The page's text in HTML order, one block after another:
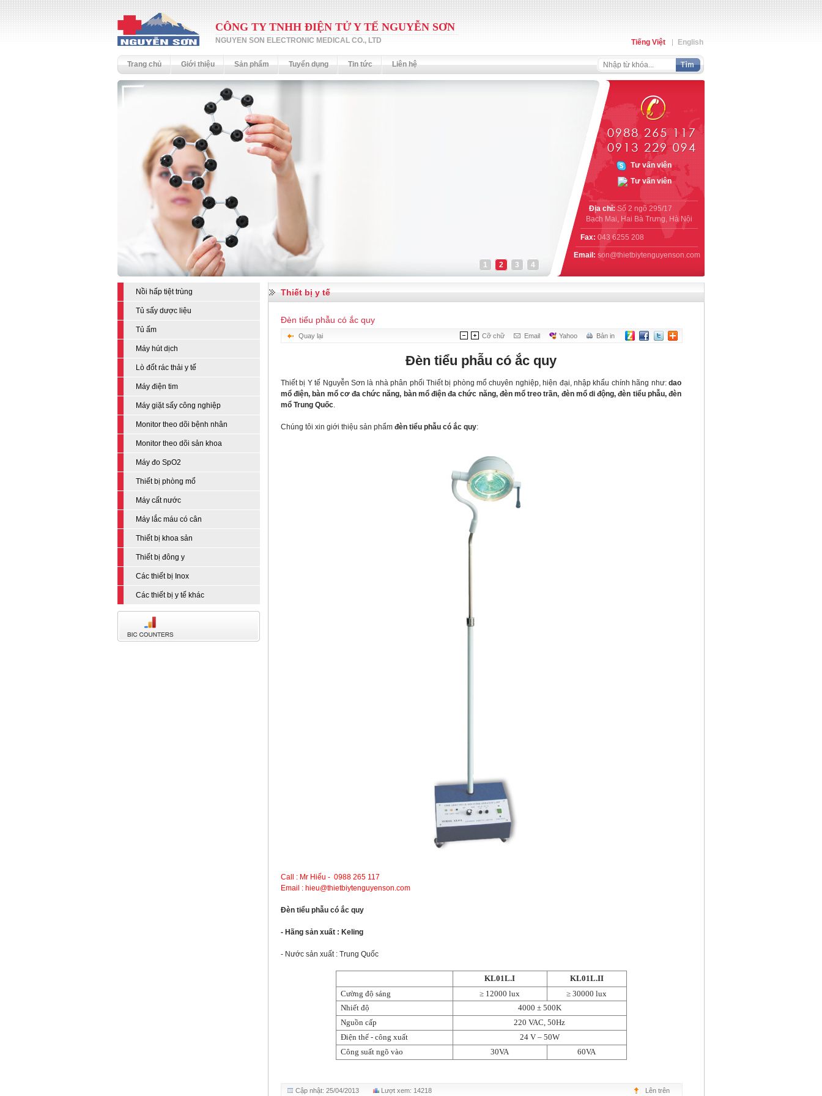
CÔNG TY TNHH ĐIỆN TỬ Y TẾ NGUYỄN SƠN
NGUYEN SON ELECTRONIC MEDICAL CO., LTD Tiếng Việt English
Trang chủ Giới thiệu Sản phẩm Tuyển dụng Tin tức Liên hệ
1 2 3 4
Địa chỉ:Số 2 ngõ 295/17
Bạch Mai, Hai Bà Trưng, Hà Nội
Fax: 043 6255 208
Email: son@thietbiytenguyenson.com
Nồi hấp tiệt trùng
Tủ sấy dược liệu
Tủ ấm
Máy hút dịch
Lò đốt rác thải y tế
Máy điện tim
Máy giặt sấy công nghiệp
Monitor theo dõi bệnh nhân
Monitor theo dõi sản khoa
Máy đo SpO2
Thiết bị phòng mổ
Máy cất nước
Máy lắc máu có cân
Thiết bị khoa sản
Thiết bị đông y
Các thiết bị Inox
Các thiết bị y tế khác
Thiết bị y tế
Đèn tiểu phẫu có ắc quy
Quay lại Bản in
Yahoo
Email
Cỡ chữ
Đèn tiểu phẫu có ắc quy
Thiết bị Y tế Nguyễn Sơn là nhà phân phối Thiết bị phòng mổ chuyên nghiệp, hiện đại, nhập khẩu chính hãng như: dao
mổ điện, bàn mổ cơ đa chức năng, bàn mổ điện đa chức năng, đèn mổ treo trần, đèn mổ di động,đèn tiểu phẫu,đèn
mổ Trung Quốc.
Chúng tôi xin giới thiệu sản phẩm đèn tiểu phẫu có ắc quy:
Call : Mr Hiếu - 0988 265 117
Email : hieu@thietbiytenguyenson.com
Đèn tiểu phẫu có ắc quy
- Hãng sản xuất : Keling
- Nước sản xuất : Trung Quốc
KL01L.I
KL01L.II
Cường độ sáng
≥ 12000 lux
≥ 30000 lux
Nhiết độ
4000 ±500K
Nguồn cấp
220 VAC, 50Hz
Điện thế - công xuất
24 V – 50W
Công suất ngõ vào
30VA 60VA
Cập nhật: 25/04/2013 Lượt xem: 14218 Lên trên